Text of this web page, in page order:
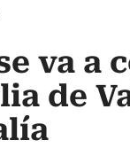
va a
de